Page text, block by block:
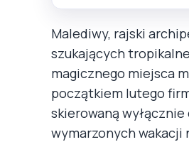
Malediwy, rajski
szukających
magicznego miejsca
początkiem lutego
skierowaną
wymarzonych wakacji